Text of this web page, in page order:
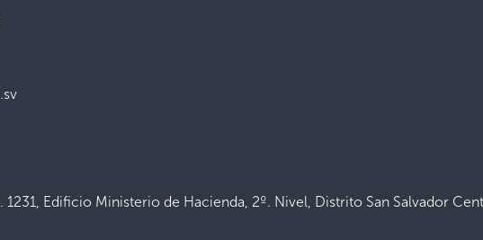
1231, Edificio Ministerio de Hacienda, 2º. Nivel, Distrito San Salvador